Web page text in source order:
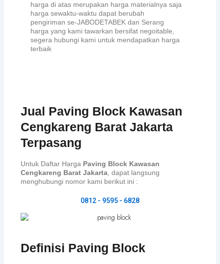
harga di atas merupakan harga materialnya saja
harga sewaktu-waktu dapat berubah
pengiriman se-JABODETABEK dan Serang
harga yang kami tawarkan bersifat negoitable,
segera hubungi kami untuk mendapatkan harga
terbaik
Jual Paving Block Kawasan
Cengkareng Barat Jakarta
Terpasang
Untuk Daftar Harga Paving Block Kawasan
Cengkareng Barat Jakarta , dapat langsung
menghubungi nomor kami berikut ini :
0812 - 9595 - 6828
Definisi Paving Block